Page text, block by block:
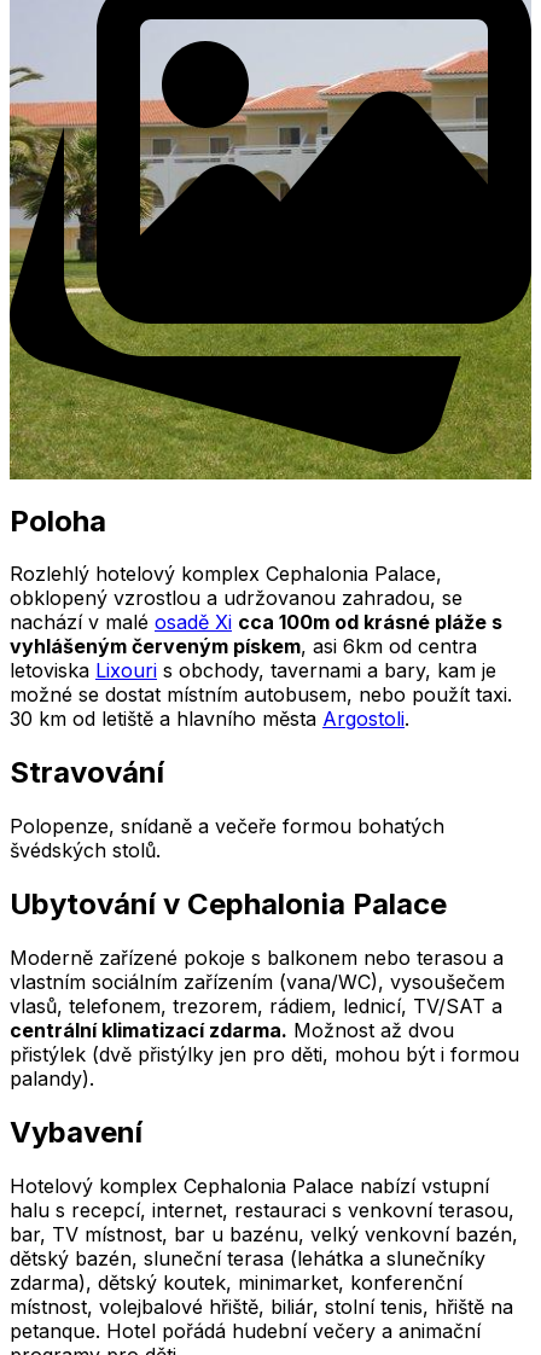
Poloha
Rozlehlý hotelový komplex Cephalonia Palace,
obklopený vzrostlou a udržovanou zahradou, se
nachází v malé osadě Xi cca 100m od krásné pláže s
vyhlášeným červeným pískem, asi 6km od centra
letoviska Lixouri s obchody, tavernami a bary, kam je
možné se dostat místním autobusem, nebo použít taxi.
30 km od letiště a hlavního města Argostoli.
Stravování
Polopenze, snídaně a večeře formou bohatých
švédských stolů.
Ubytování v Cephalonia Palace
Moderně zařízené pokoje s balkonem nebo terasou a
vlastním sociálním zařízením (vana/WC), vysoušečem
vlasů, telefonem, trezorem, rádiem, lednicí, TV/SAT a
centrální klimatizací zdarma. Možnost až dvou
přistýlek (dvě přistýlky jen pro děti, mohou být i formou
palandy).
Vybavení
Hotelový komplex Cephalonia Palace nabízí vstupní
halu s recepcí, internet, restauraci s venkovní terasou,
bar, TV místnost, bar u bazénu, velký venkovní bazén,
dětský bazén, sluneční terasa (lehátka a slunečníky
zdarma), dětský koutek, minimarket, konferenční
místnost, volejbalové hřiště, biliár, stolní tenis, hřiště na
petanque. Hotel pořádá hudební večery a animační